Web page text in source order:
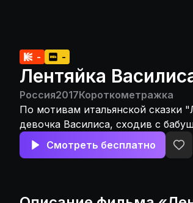
- -
Лентяйка
Россия2017Короткометражка
По мотивам итальянской сказки
девочка Василиса, сходив с
очень устала и домой бабушка
согласилась и Василиса начала
Смотреть бесплатно